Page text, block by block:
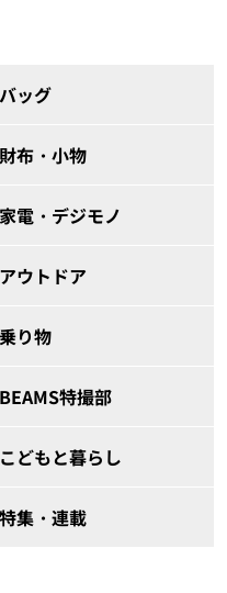
バッグ
財布・小物
家電・デジモノ
アウトドア
乗り物
BEAMS特撮部
こどもと暮らし
特集・連載